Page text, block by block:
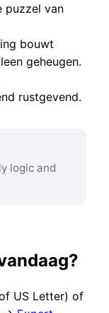
puzzel van
bouwt
geheugen.
rustgevend.
logic and
US Letter) of